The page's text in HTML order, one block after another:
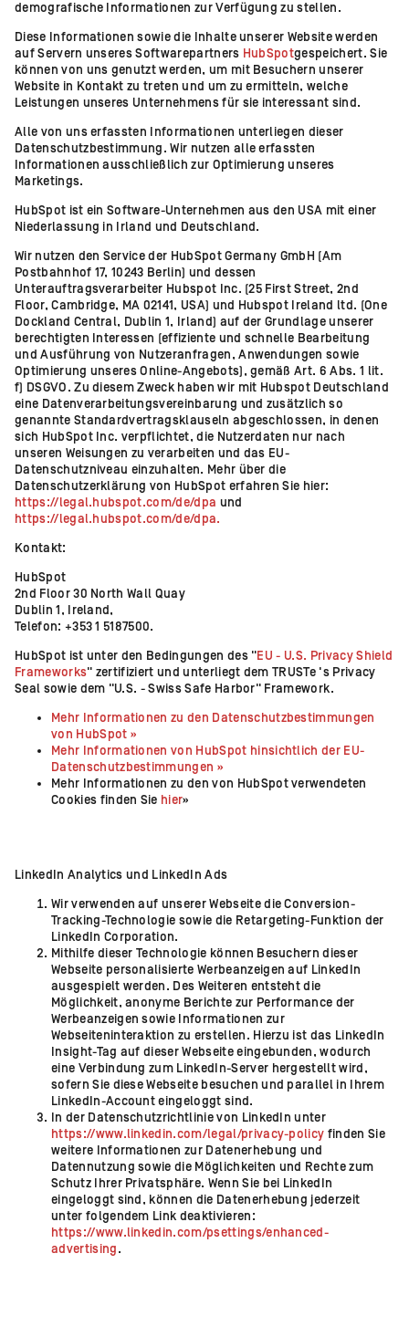
demografische Informationen zur Verfügung zu stellen.
Diese Informationen sowie die Inhalte unserer Website werden
auf Servern unseres Softwarepartners HubSpotgespeichert. Sie
können von uns genutzt werden, um mit Besuchern unserer
Website in Kontakt zu treten und um zu ermitteln, welche
Leistungen unseres Unternehmens für sie interessant sind.
Alle von uns erfassten Informationen unterliegen dieser
Datenschutzbestimmung. Wir nutzen alle erfassten
Informationen ausschließlich zur Optimierung unseres
Marketings.
HubSpot ist ein Software-Unternehmen aus den USA mit einer
Niederlassung in Irland und Deutschland.
Wir nutzen den Service der HubSpot Germany GmbH (Am
Postbahnhof 17, 10243 Berlin) und dessen
Unterauftragsverarbeiter Hubspot Inc. (25 First Street, 2nd
Floor, Cambridge, MA 02141, USA) und Hubspot Ireland ltd. (One
Dockland Central, Dublin 1, Irland) auf der Grundlage unserer
berechtigten Interessen (effiziente und schnelle Bearbeitung
und Ausführung von Nutzeranfragen, Anwendungen sowie
Optimierung unseres Online-Angebots), gemäß Art. 6 Abs. 1 lit.
f) DSGVO. Zu diesem Zweck haben wir mit Hubspot Deutschland
eine Datenverarbeitungsvereinbarung und zusätzlich so
genannte Standardvertragsklauseln abgeschlossen, in denen
sich HubSpot Inc. verpflichtet, die Nutzerdaten nur nach
unseren Weisungen zu verarbeiten und das EU-
Datenschutzniveau einzuhalten. Mehr über die
Datenschutzerklärung von HubSpot erfahren Sie hier:
https://legal.hubspot.com/de/dpa und
https://legal.hubspot.com/de/dpa.
Kontakt:
HubSpot
2nd Floor 30 North Wall Quay
Dublin 1, Ireland,
Telefon: +353 1 5187500.
HubSpot ist unter den Bedingungen des "EU - U.S. Privacy Shield
Frameworks" zertifiziert und unterliegt dem TRUSTe 's Privacy
Seal sowie dem "U.S. - Swiss Safe Harbor" Framework.
Mehr Informationen zu den Datenschutzbestimmungen
von HubSpot »
Mehr Informationen von HubSpot hinsichtlich der EU-
Datenschutzbestimmungen »
Mehr Informationen zu den von HubSpot verwendeten
Cookies finden Sie hier»
LinkedIn Analytics und LinkedIn Ads
Wir verwenden auf unserer Webseite die Conversion-
Tracking-Technologie sowie die Retargeting-Funktion der
LinkedIn Corporation.
Mithilfe dieser Technologie können Besuchern dieser
Webseite personalisierte Werbeanzeigen auf LinkedIn
ausgespielt werden. Des Weiteren entsteht die
Möglichkeit, anonyme Berichte zur Performance der
Werbeanzeigen sowie Informationen zur
Webseiteninteraktion zu erstellen. Hierzu ist das LinkedIn
Insight-Tag auf dieser Webseite eingebunden, wodurch
eine Verbindung zum LinkedIn-Server hergestellt wird,
sofern Sie diese Webseite besuchen und parallel in Ihrem
LinkedIn-Account eingeloggt sind.
In der Datenschutzrichtlinie von LinkedIn unter
https://www.linkedin.com/legal/privacy-policy finden Sie
weitere Informationen zur Datenerhebung und
Datennutzung sowie die Möglichkeiten und Rechte zum
Schutz Ihrer Privatsphäre. Wenn Sie bei LinkedIn
eingeloggt sind, können die Datenerhebung jederzeit
unter folgendem Link deaktivieren:
https://www.linkedin.com/psettings/enhanced-
advertising.